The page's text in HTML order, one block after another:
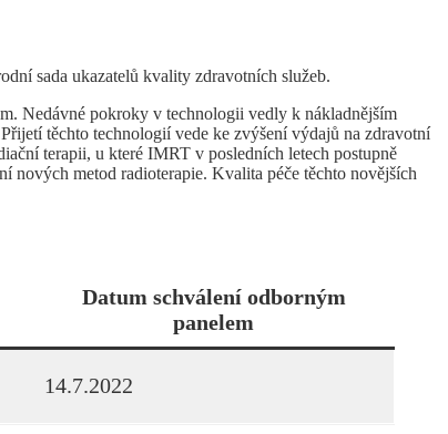
sada ukazatelů kvality zdravotních služeb.
Nedávné pokroky v technologii vedly k nákladnějším
těchto technologií vede ke zvýšení výdajů na zdravotní
terapii, u které IMRT v posledních letech postupně
nových metod radioterapie. Kvalita péče těchto novějších
Datum schválení odborným
panelem
14.7.2022